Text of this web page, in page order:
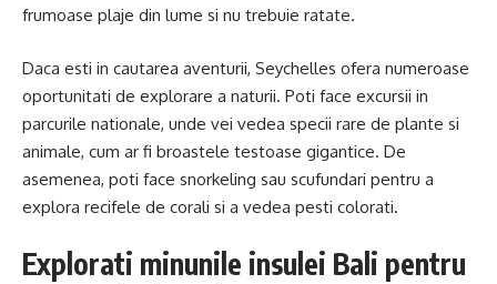
frumoase plaje din lume si nu trebuie ratate.
Daca esti in cautarea aventurii, Seychelles ofera numeroase
oportunitati de explorare a naturii. Poti face excursii in
parcurile nationale, unde vei vedea specii rare de plante si
animale, cum ar fi broastele testoase gigantice. De
asemenea, poti face snorkeling sau scufundari pentru a
explora recifele de corali si a vedea pesti colorati.
Explorati minunile insulei Bali pentru